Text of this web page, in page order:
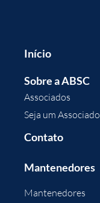
Início
Sobre a ABSC
Associados
Seja um Associado
Contato
Mantenedores
Mantenedores